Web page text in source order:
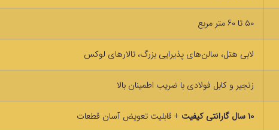
۵۰ تا ۶۰ متر مربع
لابی هتل، سالن‌های پذیرایی بزرگ، تالارهای لوکس
زنجیر و کابل فولادی با ضریب اطمینان بالا
۱۰ سال گارانتی کیفیت + قابلیت تعویض آسان قطعات